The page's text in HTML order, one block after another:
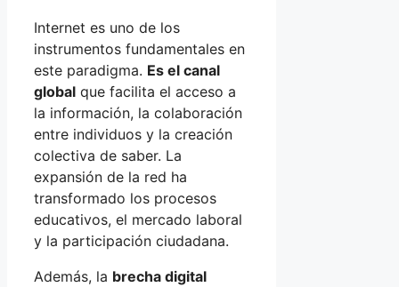
Internet es uno de los
instrumentos fundamentales en
este paradigma. Es el canal
global que facilita el acceso a
la información, la colaboración
entre individuos y la creación
colectiva de saber. La
expansión de la red ha
transformado los procesos
educativos, el mercado laboral
y la participación ciudadana.
Además, la brecha digital